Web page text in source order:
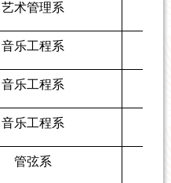
艺术管理系
音乐工程系
音乐工程系
音乐工程系
管弦系